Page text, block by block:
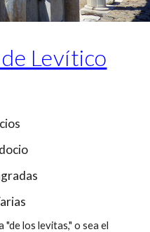
Levítico
los levitas," o sea el